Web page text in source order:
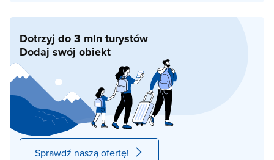
Dotrzyj do 3 mln turystów
Dodaj swój obiekt
Sprawdź naszą ofertę!